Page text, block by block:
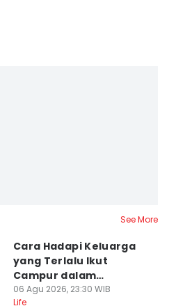
See More
Cara Hadapi Keluarga
yang Terlalu Ikut
Campur dalam
Persiapan Nikah
06 Agu 2026, 23:30 WIB
Life